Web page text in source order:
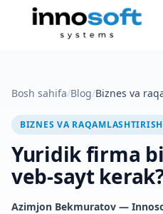
Bosh sahifa/Blog/Biznes va
BIZNES VA RAQAMLASHTIRISH
Yuridik firma
veb-sayt
Azimjon Bekmuratov —